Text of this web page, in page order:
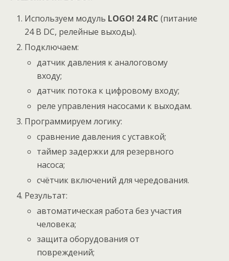
Используем модуль LOGO! 24 RC (питание
24 В DC, релейные выходы).
Подключаем:
датчик давления к аналоговому
входу;
датчик потока к цифровому входу;
реле управления насосами к выходам.
Программируем логику:
сравнение давления с уставкой;
таймер задержки для резервного
насоса;
счётчик включений для чередования.
Результат:
автоматическая работа без участия
человека;
защита оборудования от
повреждений;